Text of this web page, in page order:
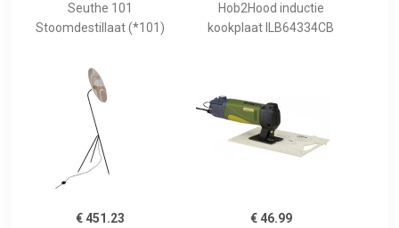
Seuthe 101
Stoomdestillaat (*101)
Hob2Hood inductie
kookplaat ILB64334CB
€ 451.23
€ 46.99